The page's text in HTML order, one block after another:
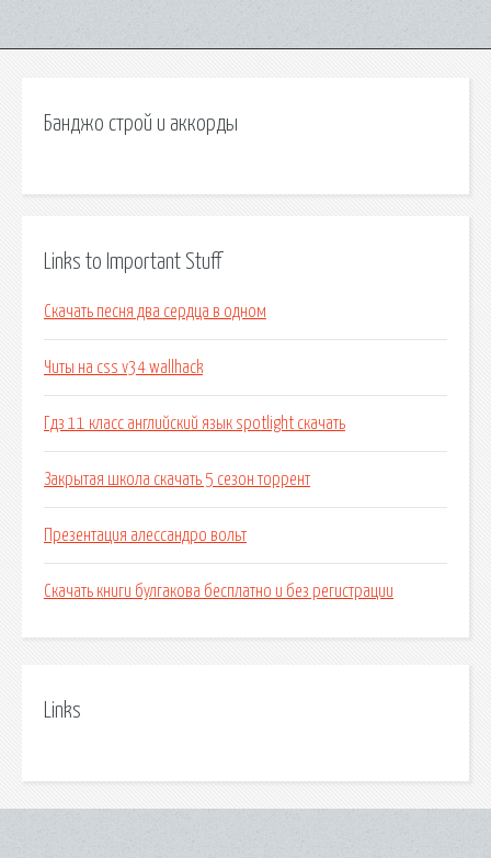
Банджо строй и аккорды
Links to Important Stuff
Скачать песня два сердца в одном
Читы на css v34 wallhack
Гдз 11 класс английский язык spotlight скачать
Закрытая школа скачать 5 сезон торрент
Презентация алессандро вольт
Скачать книги булгакова бесплатно и без регистрации
Links